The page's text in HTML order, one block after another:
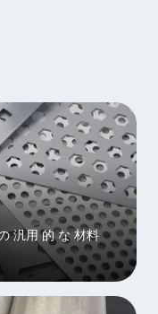
汎用 的 な 材料